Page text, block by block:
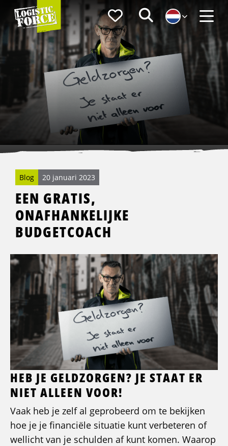
Logistic
Force
FavorietenZoeken
Blog 20 januari 2023
EEN GRATIS,
ONAFHANKELIJKE
BUDGETCOACH
HEB JE GELDZORGEN? JE STAAT ER
NIET ALLEEN VOOR!
Vaak heb je zelf al geprobeerd om te bekijken
hoe je je financiële situatie kunt verbeteren of
wellicht van je schulden af kunt komen. Waarop